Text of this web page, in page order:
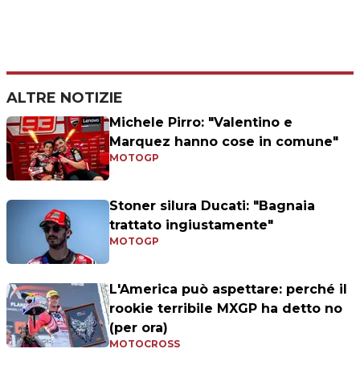
ALTRE NOTIZIE
Michele Pirro: "Valentino e
Marquez hanno cose in comune"
MOTOGP
Stoner silura Ducati: "Bagnaia
trattato ingiustamente"
MOTOGP
L'America può aspettare: perché il
rookie terribile MXGP ha detto no
(per ora)
MOTOCROSS